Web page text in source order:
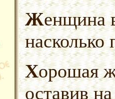
Женщина входит настолько,
насколько
Хорошая жена уходит навсегда,
оставив